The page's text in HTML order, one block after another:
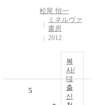
松尾 恒一
ミネルヴァ
書房
2012
복
사/
대
출
신
5